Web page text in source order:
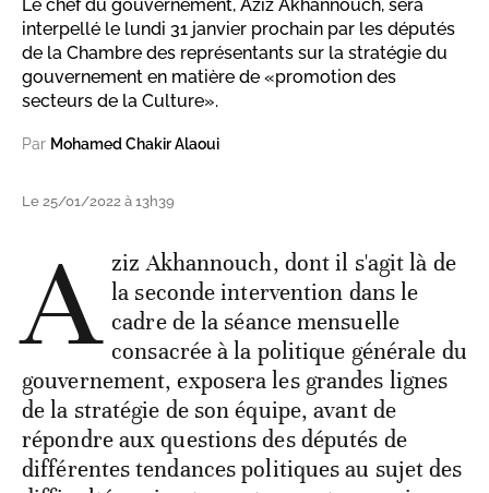
Le chef du gouvernement, Aziz Akhannouch, sera
interpellé le lundi 31 janvier prochain par les députés
de la Chambre des représentants sur la stratégie du
gouvernement en matière de «promotion des
secteurs de la Culture».
Par Mohamed Chakir Alaoui
Le 25/01/2022 à 13h39
A ziz Akhannouch, dont il s'agit là de
la seconde intervention dans le
cadre de la séance mensuelle
consacrée à la politique générale du
gouvernement, exposera les grandes lignes
de la stratégie de son équipe, avant de
répondre aux questions des députés de
différentes tendances politiques au sujet des